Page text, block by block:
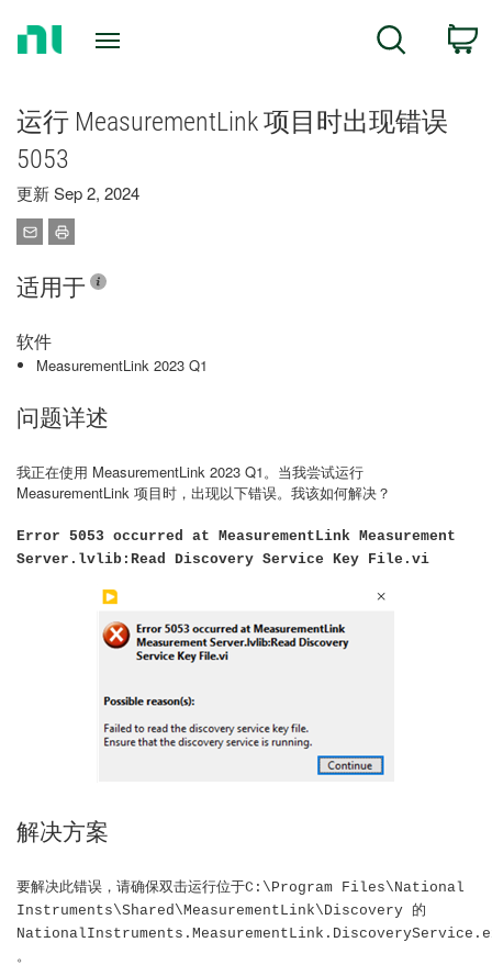
Search
运行 MeasurementLink 项目时出现错误
5053
更新 Sep 2, 2024
适用于
软件
MeasurementLink 2023 Q1
问题详述
我正在使用 MeasurementLink 2023 Q1。当我尝试运行
MeasurementLink 项目时，出现以下错误。我该如何解决？
Error 5053 occurred at MeasurementLink Measurement
Server.lvlib:Read Discovery Service Key File.vi
解决方案
要解决此错误，请确保双击运行位于C:\Program Files\National
Instruments\Shared\MeasurementLink\Discovery 的
。